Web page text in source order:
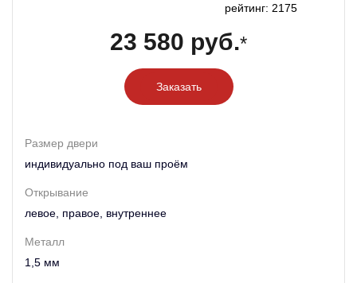
рейтинг: 2175
23 580 руб.*
Заказать
Размер двери
индивидуально под ваш проём
Открывание
левое, правое, внутреннее
Металл
1,5 мм